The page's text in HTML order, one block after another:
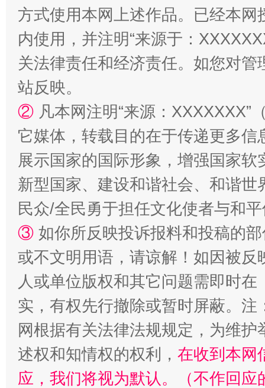
扯下公款旅游的“隐身衣” 如何以
“蜀中异人”王建安的艺术幻境
方式使用本网上述作品。已经本
内使用，并注明“来源于：
关法律责任和经济责任。如您对
站反映。
② 凡本网注明“来源：
它媒体，转载目的在于传递更多
展示国家的国际形象，增强国家
新型国家、建设和谐社会、和谐
民众/全民勇于担任文化使者与和
③ 如你所反映投诉报料和投稿的
或不文明用语，请谅解！如因被
人或单位版权和其它问题需即时在
实，有权先行撤除或暂时屏蔽。
网根据有关法律法规规定，为维
述权和知情权的权利， 在收到本网
应，我们将视为默认。（不作回应